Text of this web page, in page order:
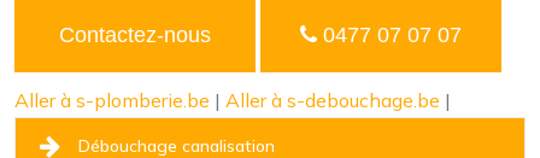
Contactez-nous 0477 07 07 07
Aller à s-plomberie.be | Aller à s-debouchage.be |
Débouchage canalisation